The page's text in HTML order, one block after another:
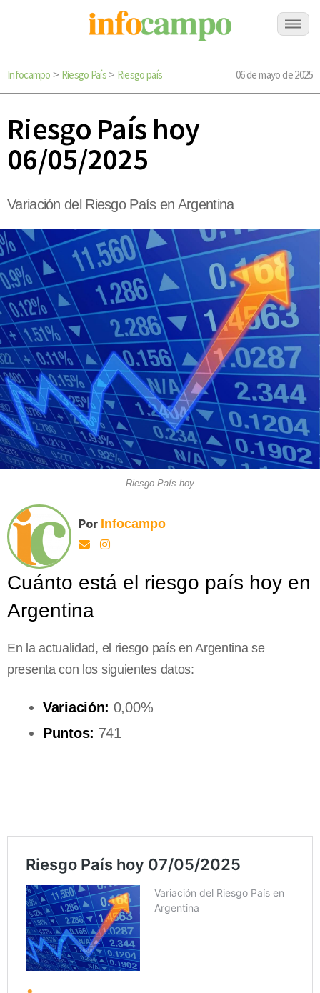
Infocampo > Riesgo País> Riesgo país 06 de mayo de 2025
Riesgo País hoy
06/05/2025
Variación del Riesgo País en Argentina
Riesgo País hoy
Por Infocampo
Cuánto está el riesgo país hoy en
Argentina
En la actualidad, el riesgo país en Argentina se
presenta con los siguientes datos:
Variación: 0,00%
Puntos: 741